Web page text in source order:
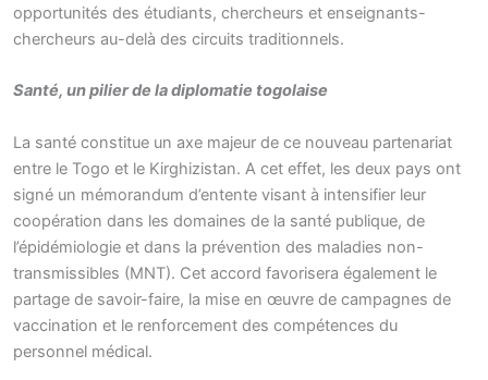
opportunités des étudiants, chercheurs et enseignants-
chercheurs au-delà des circuits traditionnels.
Santé, un pilier de la diplomatie togolaise
La santé constitue un axe majeur de ce nouveau partenariat
entre le Togo et le Kirghizistan. A cet effet, les deux pays ont
signé un mémorandum d’entente visant à intensifier leur
coopération dans les domaines de la santé publique, de
l’épidémiologie et dans la prévention des maladies non-
transmissibles (MNT). Cet accord favorisera également le
partage de savoir-faire, la mise en œuvre de campagnes de
vaccination et le renforcement des compétences du
personnel médical.